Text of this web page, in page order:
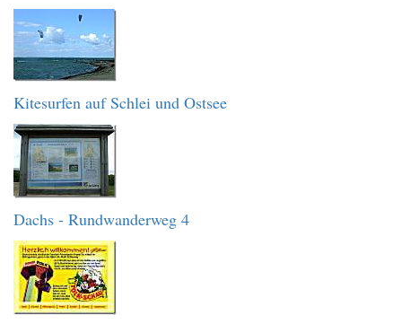
Kitesurfen auf Schlei und Ostsee
Dachs - Rundwanderweg 4